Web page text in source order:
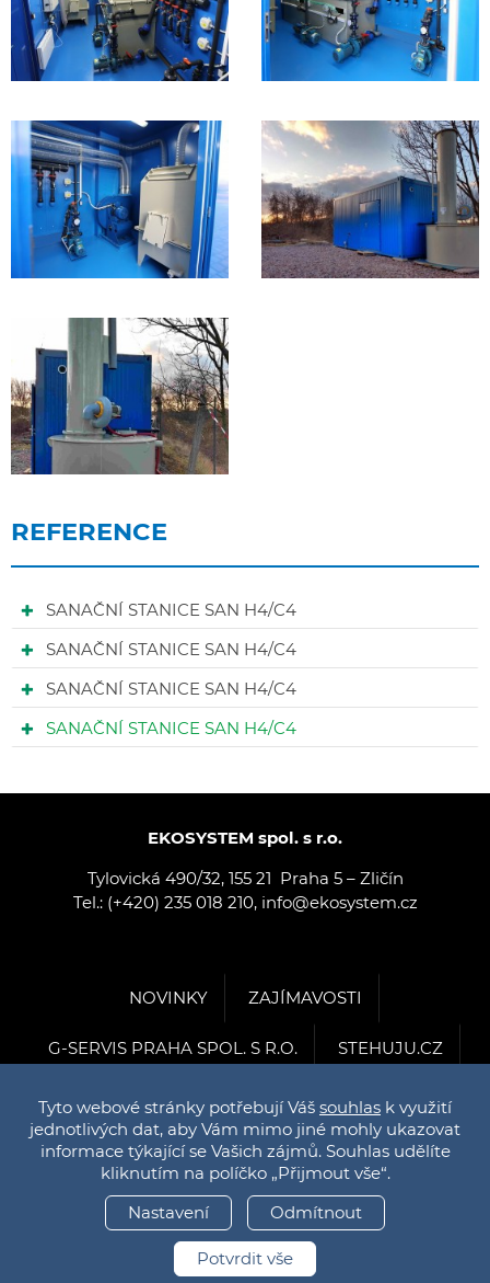
REFERENCE
SANAČNÍ STANICE SAN H4/C4
SANAČNÍ STANICE SAN H4/C4
SANAČNÍ STANICE SAN H4/C4
SANAČNÍ STANICE SAN H4/C4
Tyto webové stránky potřebují Váš souhlas k využití
jednotlivých dat, aby Vám mimo jiné mohly ukazovat
informace týkající se Vašich zájmů. Souhlas udělíte
kliknutím na políčko „Přijmout vše“.
Nastavení
Odmítnout
Potvrdit vše
EKOSYSTEM spol. s r.o.
Tylovická 490/32, 155 21 Praha 5 – Zličín
Tel.: (+420) 235 018 210, info@ekosystem.cz
NOVINKY ZAJÍMAVOSTI
G-SERVIS PRAHA SPOL. S R.O. STEHUJU.CZ
VODA EKOSYTEM.CZ
Copyright © 2026 Ekosystem Všechna práva vyhrazena /
Nastavení cookies
Created byFlexWeb.cz